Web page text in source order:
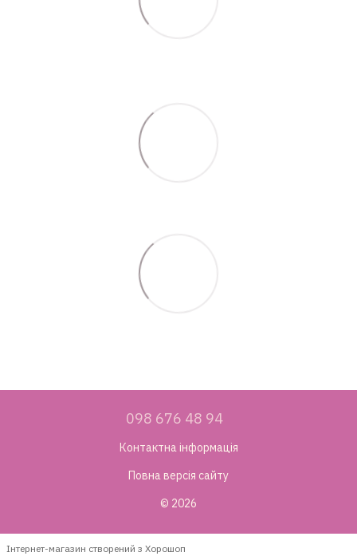
098 676 48 94
Контактна інформація
Повна версія сайту
© 2026
Інтернет-магазин створений з Хорошоп